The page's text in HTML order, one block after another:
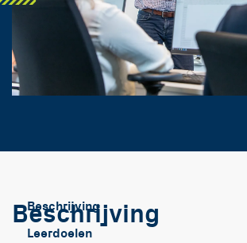
Beschrijving
Leerdoelen
Beschrijving